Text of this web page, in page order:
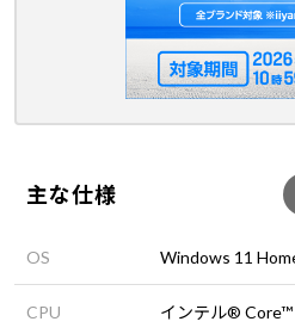
主な仕様
OS Windows 11
CPU インテル® Core™